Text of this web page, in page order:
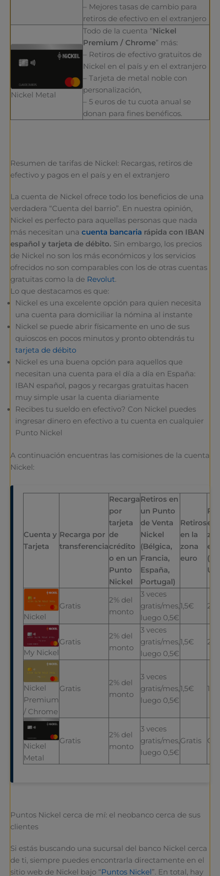
– Mejores tasas de cambio para
retiros de efectivo en el extranjero
Nickel Metal
Todo de la cuenta “Nickel
Premium / Chrome” más:
– Retiros de efectivo gratuitos de
Nickel en el país y en el extranjero
– Tarjeta de metal noble con
personalización,
– 5 euros de tu cuota anual se
donan para fines benéficos.
Resumen de tarifas de Nickel: Recargas, retiros de
efectivo y pagos en el país y en el extranjero
La cuenta de Nickel ofrece todo los beneficios de una
verdadera “Cuenta del barrio”. En nuestra opinión,
Nickel es perfecto para aquellas personas que nada
más necesitan una cuenta bancaria rápida con IBAN
español y tarjeta de débito. Sin embargo, los precios
de Nickel no son los más económicos y los servicios
ofrecidos no son comparables con los de otras cuentas
gratuitas como la de Revolut.
Lo que destacamos es que:
Nickel es una excelente opción para quien necesita
una cuenta para domiciliar la nómina al instante
Nickel se puede abrir físicamente en uno de sus
quioscos en pocos minutos y pronto obtendrás tu
tarjeta de débito
Nickel es una buena opción para aquellos que
necesitan una cuenta para el día a día en España:
IBAN español, pagos y recargas gratuitas hacen
muy simple usar la cuenta diariamente
Recibes tu sueldo en efectivo? Con Nickel puedes
ingresar dinero en efectivo a tu cuenta en cualquier
Punto Nickel
A continuación encuentras las comisiones de la cuenta
Nickel:
Cuenta y
Tarjeta
Recarga por
transferencia
Recarga
por
tarjeta
de
crédito
o en un
Punto
Nickel
Retiros en
un Punto
de Venta
Nickel
(Bélgica,
Francia,
España,
Portugal)
Retiros
en la
zona
euro
en
(no
UE)
Nickel
Gratis
2% del
monto
3 veces
gratis/mes,
luego 0,5€
1,5€
My Nickel
Gratis
2% del
monto
3 veces
gratis/mes,
luego 0,5€
1,5€
Nickel
Premium
/ Chrome
Gratis
2% del
monto
3 veces
gratis/mes,
luego 0,5€
1,5€
Nickel
Metal
Gratis
2% del
monto
3 veces
gratis/mes,
luego 0,5€
Gratis
Puntos Nickel cerca de mí: el neobanco cerca de sus
clientes
Si estás buscando una sucursal del banco Nickel cerca
de ti, siempre puedes encontrarla directamente en el
sitio web de Nickel bajo “Puntos Nickel ”. En total, hay